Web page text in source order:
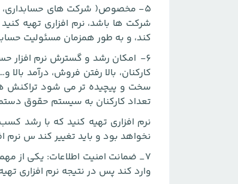
5- مخصوص( شرکت های حسابداری،
شرکت ها باشد، نرم افزاری تهیه
کند، و به طور همزمان مسئولیت
6- امکان رشد و گسترش نرم افزار
سخت و پیچیده تر می شود تراکنش
تعداد کارکنان به سیستم حقوق
نرم افزاری تهیه کنید که با رشد
نخواهد بود و باید تغییر کند س نرم
۷_ ضمانت امنیت اطلاعات: یکی از
وارد کند پس در نتیجه نرم افزاری